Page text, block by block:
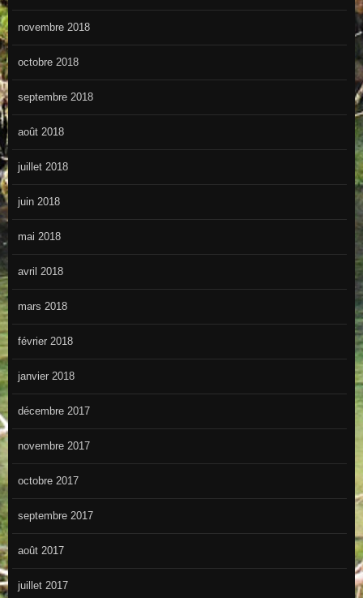
novembre 2018
octobre 2018
septembre 2018
août 2018
juillet 2018
juin 2018
mai 2018
avril 2018
mars 2018
février 2018
janvier 2018
décembre 2017
novembre 2017
octobre 2017
septembre 2017
août 2017
juillet 2017